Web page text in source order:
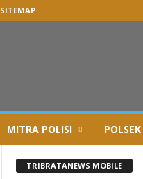
SITEMAP
MITRA POLISI POLSEK
TRIBRATANEWS MOBILE